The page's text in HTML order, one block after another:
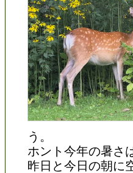
う。
ホント今年の暑さ
昨日と今日の朝に